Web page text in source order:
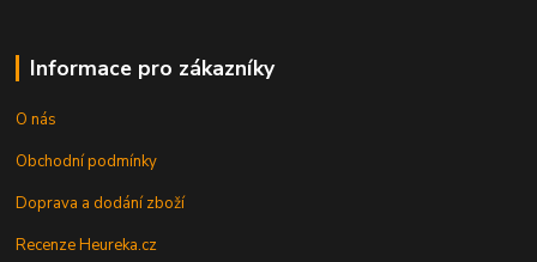
Informace pro zákazníky
O nás
Obchodní podmínky
Doprava a dodání zboží
Recenze Heureka.cz